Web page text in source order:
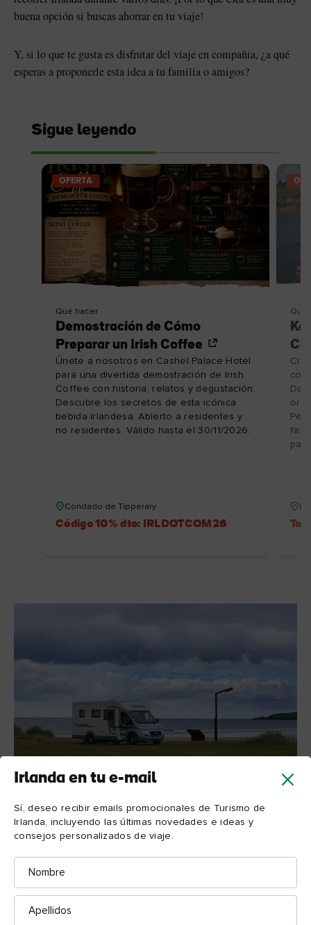
Irlanda en tu e-mail
Sí, deseo recibir emails promocionales de Turismo de
Irlanda, incluyendo las últimas novedades e ideas y
consejos personalizados de viaje.
Nombre
Apellidos
buena opción si buscas ahorrar en tu viaje!
Y, si lo que te gusta es disfrutar del viaje en compañía, ¿a qué
esperas a proponerle esta idea a tu familia o amigos?
Sigue leyendo
OFERTA
Qué hacer
Demostración de Cómo
Preparar un Irish Coffee
Únete a nosotros en Cashel Palace Hotel
para una divertida demostración de Irish
Coffee con historia, relatos y degustación.
Descubre los secretos de esta icónica
bebida irlandesa. Abierto a residentes y
no residentes. Válido hasta el 30/11/2026.
Condado de Tipperary
Código 10% dto: IRLDOTCOM26
Qué
con
Caravana en Irlanda
4. Viaja con tu mascota
Viajar no tiene por qué ser sinónimo de dejar al miembro
favorito de la familia atrás. Como tú, ¡ellos también quieren
disfrutar de la belleza de Irlanda!